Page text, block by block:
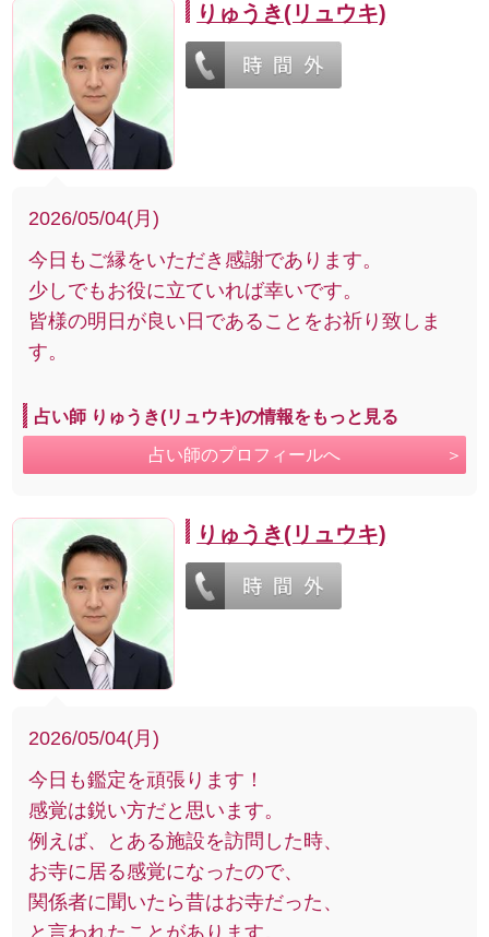
りゅうき(リュウキ)
2026/05/04(月)
今日もご縁をいただき感謝であります。
少しでもお役に立ていれば幸いです。
皆様の明日が良い日であることをお祈り致しま
す。
占い師 りゅうき(リュウキ)の情報をもっと見る
占い師のプロフィールへ
りゅうき(リュウキ)
2026/05/04(月)
今日も鑑定を頑張ります！
感覚は鋭い方だと思います。
例えば、とある施設を訪問した時、
お寺に居る感覚になったので、
関係者に聞いたら昔はお寺だった、